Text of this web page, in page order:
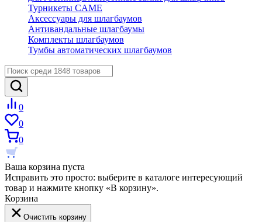
Турникеты CAME
Аксессуары для шлагбаумов
Антивандальные шлагбаумы
Комплекты шлагбаумов
Тумбы автоматических шлагбаумов
0
0
0
Ваша корзина пуста
Исправить это просто: выберите в каталоге интересующий
товар и нажмите кнопку «В корзину».
Корзина
Очистить корзину